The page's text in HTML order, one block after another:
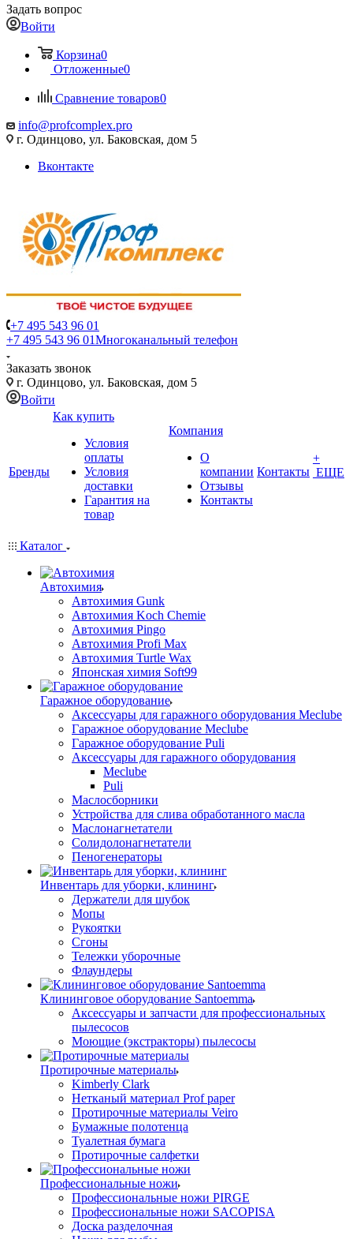
Задать вопрос
Войти
Корзина0
Отложенные0
Сравнение товаров0
info@profcomplex.pro
г. Одинцово, ул. Баковская, дом 5
Вконтакте
+7 495 543 96 01
+7 495 543 96 01Многоканальный телефон
Заказать звонок
г. Одинцово, ул. Баковская, дом 5
Войти
Бренды
Как купить
Условия
оплаты
Условия
доставки
Гарантия на
товар
Компания
О
компании
Отзывы
Контакты
Контакты
+
ЕЩЕ
Каталог
Автохимия
Автохимия Gunk
Автохимия Koch Chemie
Автохимия Pingo
Автохимия Profi Max
Автохимия Turtle Wax
Японская химия Soft99
Гаражное оборудование
Аксессуары для гаражного оборудования Meclube
Гаражное оборудование Meclube
Гаражное оборудование Puli
Аксессуары для гаражного оборудования
Meclube
Puli
Маслосборники
Устройства для слива обработанного масла
Маслонагнетатели
Солидолонагнетатели
Пеногенераторы
Инвентарь для уборки, клининг
Держатели для шубок
Мопы
Рукоятки
Сгоны
Тележки уборочные
Флаундеры
Клининговое оборудование Santoemma
Аксессуары и запчасти для профессиональных
пылесосов
Моющие (экстракторы) пылесосы
Протирочные материалы
Kimberly Clark
Нетканый материал Prof paper
Протирочные материалы Veiro
Бумажные полотенца
Туалетная бумага
Протирочные салфетки
Профессиональные ножи
Профессиональные ножи PIRGE
Профессиональные ножи SACOPISA
Доска разделочная